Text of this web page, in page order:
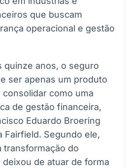
notícias
Componentes
para conteúdos e
funcionalidades
Broadcast
Wallboard
Conteúdos e
dados para
displays e telas
que buscam
operacional e gestão
quinze anos, o seguro
ser apenas um produto
como uma
de gestão financeira,
Eduardo Broering
Fairfield. Segundo ele,
transformação do
de atuar de forma